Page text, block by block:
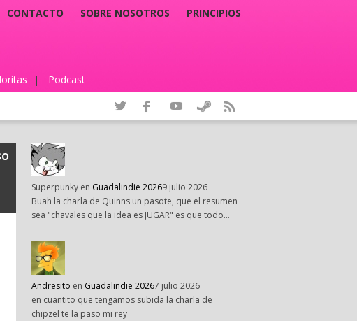
CONTACTO SOBRE NOSOTROS PRINCIPIOS
| Podcast
Superpunky en Guadalindie 20269 julio 2026
Buah la charla de Quinns un pasote, que el resumen
sea "chavales que la idea es JUGAR" es que todo…
Andresito en Guadalindie 20267 julio 2026
en cuantito que tengamos subida la charla de
chipzel te la paso mi rey